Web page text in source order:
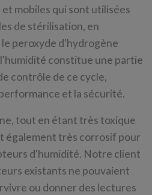
mobiles qui sont utilisées
de stérilisation, en
peroxyde d'hydrogène
constitue une partie
contrôle de ce cycle,
et la sécurité.
tout en étant très toxique
également très corrosif pour
d'humidité. Notre client
existants ne pouvaient
ou donner des lectures